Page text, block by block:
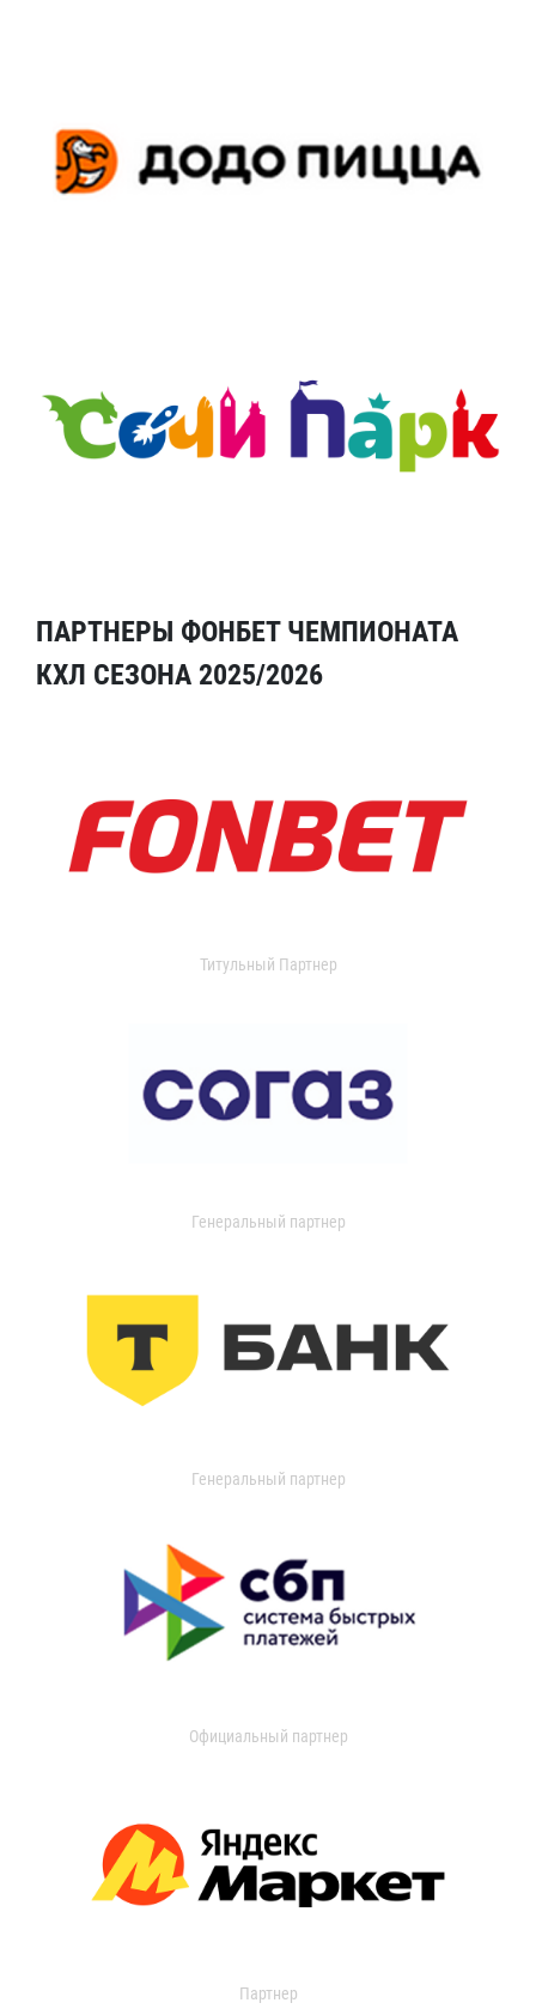
ПАРТНЕРЫ ФОНБЕТ ЧЕМПИОНАТА
КХЛ СЕЗОНА 2025/2026
Титульный Партнер
Генеральный партнер
Генеральный партнер
Официальный партнер
Партнер